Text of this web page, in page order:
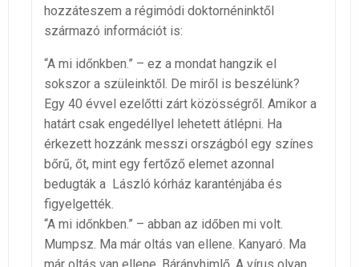
hozzáteszem a régimódi doktornéninktől
származó információt is:
“A mi időnkben.” – ez a mondat hangzik el
sokszor a szüleinktől. De miről is beszélünk?
Egy 40 évvel ezelőtti zárt közösségről. Amikor a
határt csak engedéllyel lehetett átlépni. Ha
érkezett hozzánk messzi országból egy színes
bőrű, őt, mint egy fertőző elemet azonnal
bedugták a László kórház karanténjába és
figyelgették.
“A mi időnkben.” – abban az időben mi volt.
Mumpsz. Ma már oltás van ellene. Kanyaró. Ma
már oltás van ellene. Bárányhimlő. A vírus olyan